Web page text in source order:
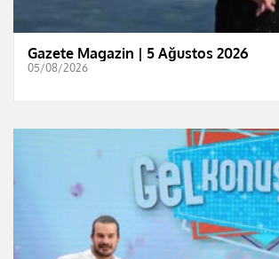
Gazete Magazin | 5 Ağustos 2026
05/08/2026